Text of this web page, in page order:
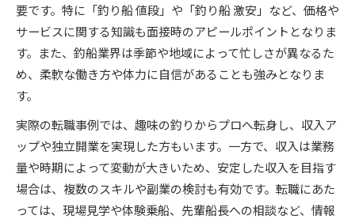
要です。特に「釣り船 値段」や「釣り船 激安」など、価格や
サービスに関する知識も面接時のアピールポイントとなりま
す。また、釣船業界は季節や地域によって忙しさが異なるた
め、柔軟な働き方や体力に自信があることも強みとなりま
す。
実際の転職事例では、趣味の釣りからプロへ転身し、収入ア
ップや独立開業を実現した方もいます。一方で、収入は業務
量や時期によって変動が大きいため、安定した収入を目指す
場合は、複数のスキルや副業の検討も有効です。転職にあた
っては、現場見学や体験乗船、先輩船長への相談など、情報